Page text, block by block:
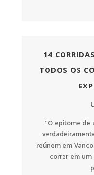
14
TODOS OS
“O epítome de
reúnem em
correr em